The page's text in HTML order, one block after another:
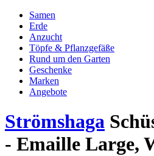
Samen
Erde
Anzucht
Töpfe & Pflanzgefäße
Rund um den Garten
Geschenke
Marken
Angebote
Strömshaga
- Emaille Large,